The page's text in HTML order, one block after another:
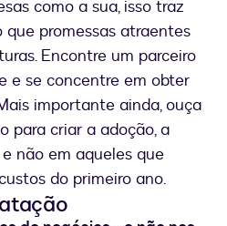
como a sua, isso traz
promessas atraentes
Encontre um parceiro
e se concentre em obter
importante ainda, ouça
para criar a adoção, a
não em aqueles que
do primeiro ano.